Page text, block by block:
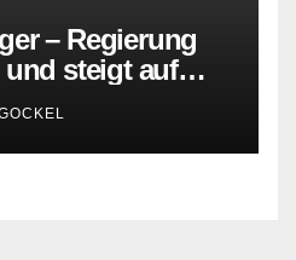
– Regierung
steigt auf